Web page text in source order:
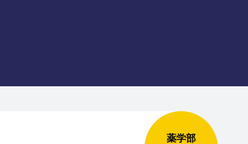
薬学部